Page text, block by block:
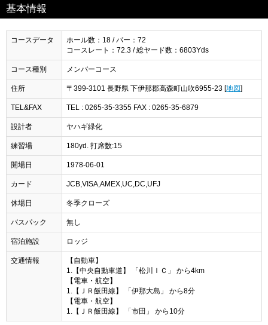
基本情報
コースデータ
ホール数：18 / パー：72
コースレート：72.3 / 総ヤード数：6803Yds
コース種別 メンバーコース
住所 〒399-3101 長野県 下伊那郡高森町山吹6955-23 [地図]
TEL&FAX TEL : 0265-35-3355 FAX : 0265-35-6879
設計者 ヤハギ緑化
練習場 180yd. 打席数:15
開場日 1978-06-01
カード JCB,VISA,AMEX,UC,DC,UFJ
休場日 冬季クローズ
バスパック 無し
宿泊施設 ロッジ
交通情報
【自動車】
1.【中央自動車道】 「松川ＩＣ」 から4km
【電車・航空】
1.【ＪＲ飯田線】 「伊那大島」 から8分
【電車・航空】
1.【ＪＲ飯田線】 「市田」 から10分